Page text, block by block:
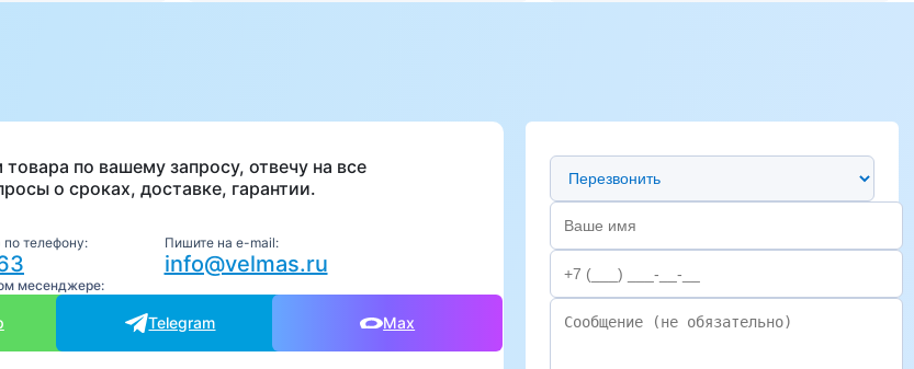
по вашему запросу, отвечу на все
о сроках, доставке, гарантии.
по телефону:
Пишите на e-mail:
info@velmas.ru
месенджере:
Telegram Max
Предпочтительный способ связи